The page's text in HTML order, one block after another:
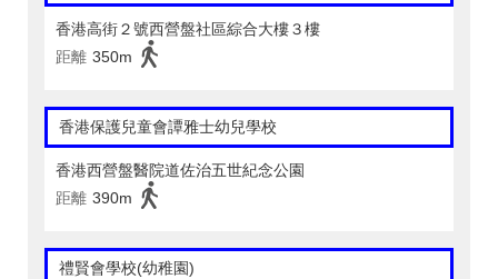
香港高街２號西營盤社區綜合大樓３樓
距離 350m
香港保護兒童會譚雅士幼兒學校
香港西營盤醫院道佐治五世紀念公園
距離 390m
禮賢會學校(幼稚園)